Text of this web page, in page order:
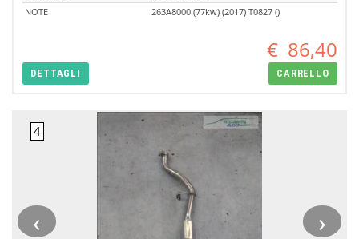
NOTE
263A8000 (77kw) (2017) T0827 ()
€ 86,40
DETTAGLI CARRELLO
‹ ›